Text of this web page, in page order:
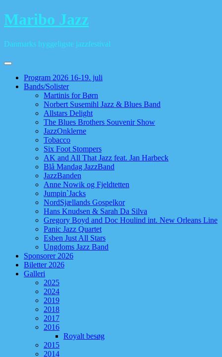
Skip
to
Maribo Jazz
Danmarks hyggeligste jazzfestival
Program 2026 16-19. juli
Bands/Solister
Martinis for Børn
Norbert Susemihl Jazz & Blues Band
Allstars Delight
The Blues Brothers Souvenir Show
JazzOnklerne
Tobacco
Six Foot Stompers
AK and All That Jazz feat. Jan Harbeck
Blå Mandag JazzBand
JazzBanden
Anne Nowik og Fjeldtetten
Jumpin`Jacks
NordSjællands Gospelkor
Hans Knudsen & Sarah Da Silva
Gregory Boyd and Doc Houlind int. New Orleans Line
Panic Jazz Quartet
Esben Just All Stars
Ungdoms Jazz Band
Sponsorer 2026
Biletter 2026
Galleri
2025
2024
2019
2018
2017
2016
Royalt besøg
2015
2014